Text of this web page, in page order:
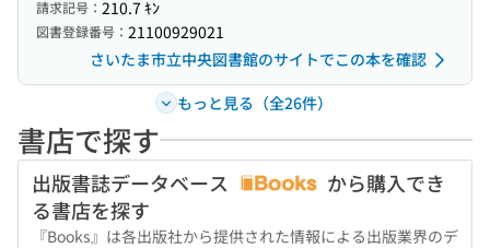
請求記号： 210.7 ｷﾝ
図書登録番号： 21100929021
さいたま市立中央図書館のサイトでこの本を確認
もっと見る（全26件）
書店で探す
出版書誌データベース
から購入でき
る書店を探す
『Books』は各出版社から提供された情報による出版業界のデ